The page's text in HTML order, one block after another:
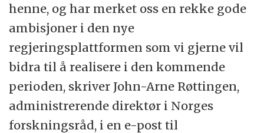
henne, og har merket oss en rekke gode
ambisjoner i den nye
regjeringsplattformen som vi gjerne vil
bidra til å realisere i den kommende
perioden, skriver John-Arne Røttingen,
administrerende direktør i Norges
forskningsråd, i en e-post til